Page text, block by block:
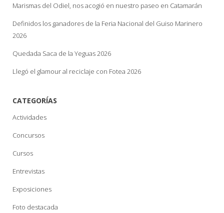
Marismas del Odiel, nos acogió en nuestro paseo en Catamarán
Definidos los ganadores de la Feria Nacional del Guiso Marinero
2026
Quedada Saca de la Yeguas 2026
Llegó el glamour al reciclaje con Fotea 2026
CATEGORÍAS
Actividades
Concursos
Cursos
Entrevistas
Exposiciones
Foto destacada